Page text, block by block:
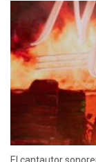
El cantautor